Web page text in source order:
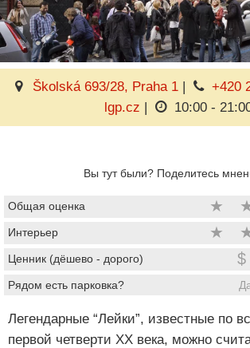
Školská 693/28, Praha 1| +420
lgp.cz | 10:00 -
Вы тут были? Поделитесь
Общая оценка ★
Интерьер ★
Ценник (дёшево - дорого) $
Рядом есть парковка?
Легендарные “Лейки”, известные по
первой четверти ХХ века, можно